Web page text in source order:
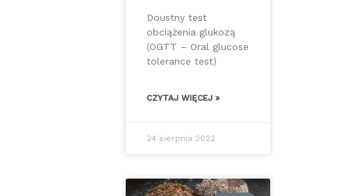
Doustny test
obciążenia glukozą
(OGTT – Oral glucose
tolerance test)
CZYTAJ WIĘCEJ »
24 sierpnia 2022